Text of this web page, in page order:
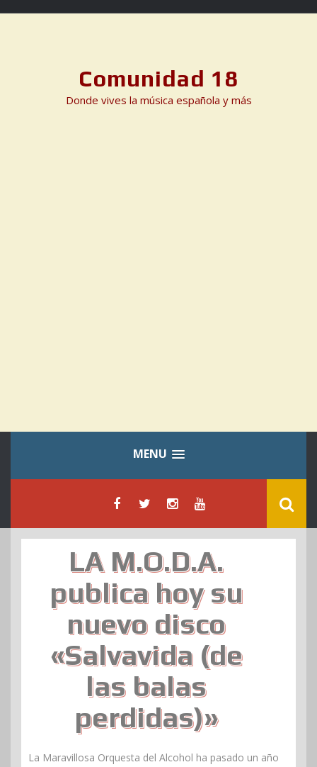
Comunidad 18
Donde vives la música española y más
MENU
LA M.O.D.A.
publica hoy su
nuevo disco
«Salvavida (de
las balas
perdidas)»
La Maravillosa Orquesta del Alcohol ha pasado un año